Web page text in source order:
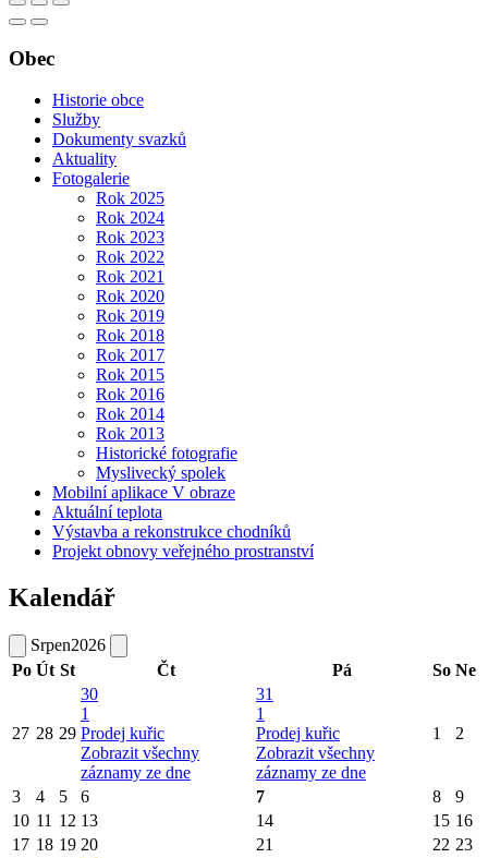
Obec
Historie obce
Služby
Dokumenty svazků
Aktuality
Fotogalerie
Rok 2025
Rok 2024
Rok 2023
Rok 2022
Rok 2021
Rok 2020
Rok 2019
Rok 2018
Rok 2017
Rok 2015
Rok 2016
Rok 2014
Rok 2013
Historické fotografie
Myslivecký spolek
Mobilní aplikace V obraze
Aktuální teplota
Výstavba a rekonstrukce chodníků
Projekt obnovy veřejného prostranství
Kalendář
Srpen2026
Po Út St Čt Pá So Ne
27 28 29
30
1
Prodej kuřic
Zobrazit všechny
záznamy ze dne
31
1
Prodej kuřic
Zobrazit všechny
záznamy ze dne
1 2
3 4 5 6 7 8
9
10 11 12 13 14 15 16
17 18 19 20 21 22 23